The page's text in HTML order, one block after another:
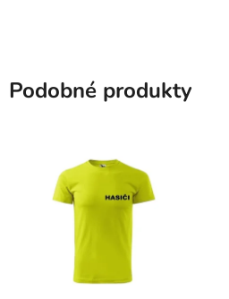
Podobné produkty